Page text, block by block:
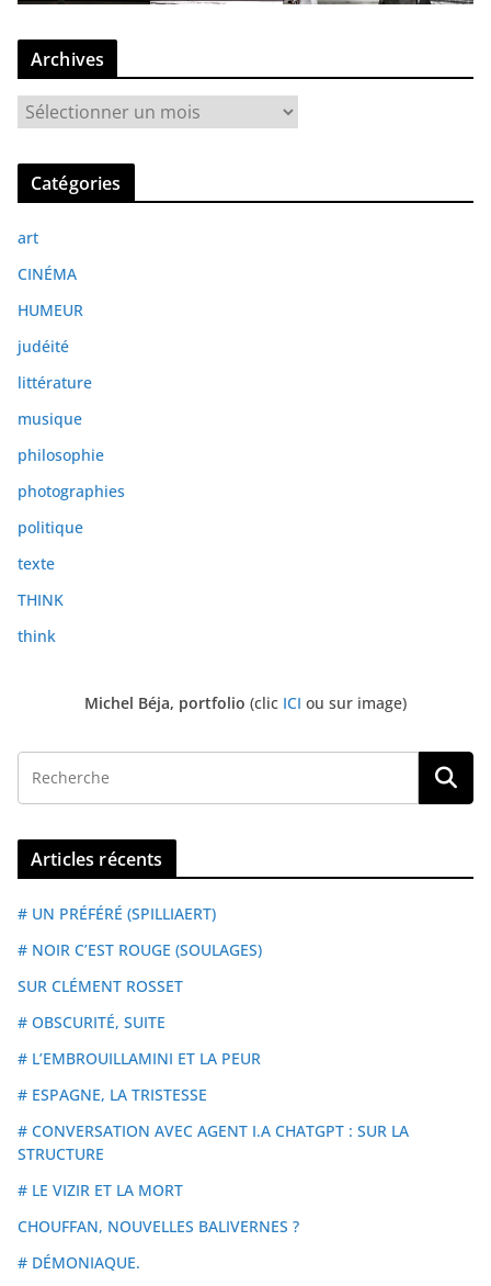
Archives
r
c
v
e
Catégories
art
CINÉMA
HUMEUR
judéité
littérature
musique
philosophie
photographies
politique
texte
THINK
think
Michel Béja, portfolio (clic ICI ou sur image)
Articles récents
# UN PRÉFÉRÉ (SPILLIAERT)
# NOIR C’EST ROUGE (SOULAGES)
SUR CLÉMENT ROSSET
# OBSCURITÉ, SUITE
# L’EMBROUILLAMINI ET LA PEUR
# ESPAGNE, LA TRISTESSE
# CONVERSATION AVEC AGENT I.A CHATGPT : SUR LA
STRUCTURE
# LE VIZIR ET LA MORT
CHOUFFAN, NOUVELLES BALIVERNES ?
# DÉMONIAQUE.